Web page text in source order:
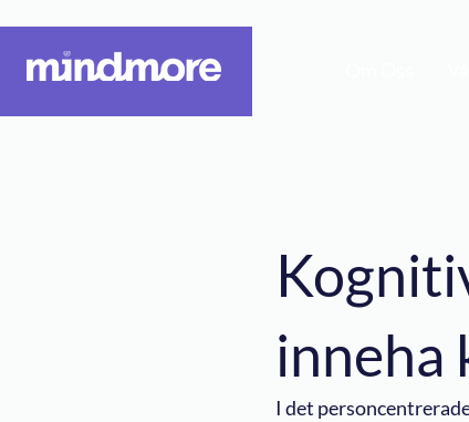
inneha
I det